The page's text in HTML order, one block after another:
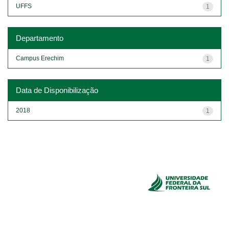
1
UFFS
Departamento
1
Campus Erechim
Data de Disponibilização
1
2018